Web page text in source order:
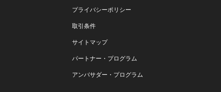
プライバシーポリシー
取引条件
サイトマップ
パートナー・プログラム
アンバサダー・プログラム